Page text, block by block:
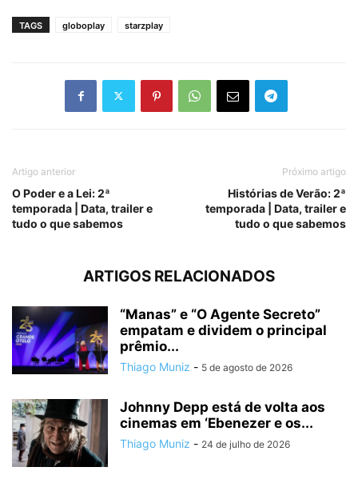
TAGS globoplay starzplay
Artigo anterior
O Poder e a Lei: 2ª
temporada | Data, trailer e
tudo o que sabemos
Próximo artigo
Histórias de Verão: 2ª
temporada | Data, trailer e
tudo o que sabemos
ARTIGOS RELACIONADOS
“Manas” e “O Agente Secreto”
empatam e dividem o principal
prêmio...
Thiago Muniz - 5 de agosto de 2026
Johnny Depp está de volta aos
cinemas em ‘Ebenezer e os...
Thiago Muniz - 24 de julho de 2026